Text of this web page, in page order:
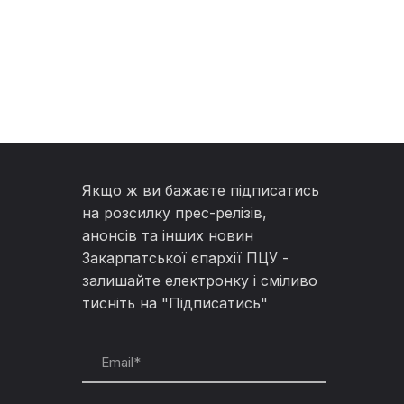
Якщо ж ви бажаєте підписатись
на розсилку прес-релізів,
анонсів та інших новин
Закарпатської єпархії ПЦУ -
залишайте електронку і сміливо
тисніть на "Підписатись"